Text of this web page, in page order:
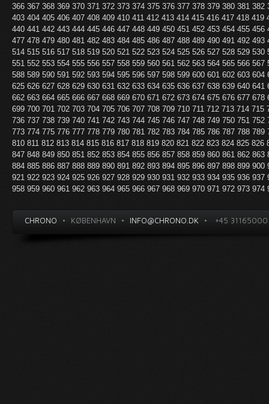
366 367 368 369 370 371 372 373 374 375 376 377 378 379 380 381 382
403 404 405 406 407 408 409 410 411 412 413 414 415 416 417 418 419
440 441 442 443 444 445 446 447 448 449 450 451 452 453 454 455 456
477 478 479 480 481 482 483 484 485 486 487 488 489 490 491 492 493
514 515 516 517 518 519 520 521 522 523 524 525 526 527 528 529 530
551 552 553 554 555 556 557 558 559 560 561 562 563 564 565 566 567
588 589 590 591 592 593 594 595 596 597 598 599 600 601 602 603 604
625 626 627 628 629 630 631 632 633 634 635 636 637 638 639 640 641
662 663 664 665 666 667 668 669 670 671 672 673 674 675 676 677 678
699 700 701 702 703 704 705 706 707 708 709 710 711 712 713 714 715
736 737 738 739 740 741 742 743 744 745 746 747 748 749 750 751 752
773 774 775 776 777 778 779 780 781 782 783 784 785 786 787 788 789
810 811 812 813 814 815 816 817 818 819 820 821 822 823 824 825 826
847 848 849 850 851 852 853 854 855 856 857 858 859 860 861 862 863
884 885 886 887 888 889 890 891 892 893 894 895 896 897 898 899 900
921 922 923 924 925 926 927 928 929 930 931 932 933 934 935 936 937
958 959 960 961 962 963 964 965 966 967 968 969 970 971 972 973 974
CHRONO • KØBENHAVN • INFO@CHRONO.DK • +45 31165000